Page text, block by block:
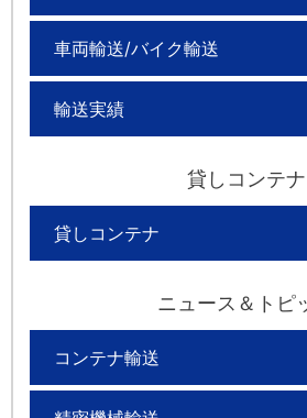
車両輸送/バイク輸送
輸送実績
貸しコンテナ
貸しコンテナ
ニュース＆トピ
コンテナ輸送